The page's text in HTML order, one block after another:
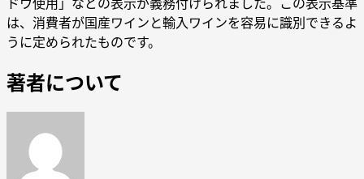
は、消費者が国産ワインと輸入ワインを容易に識別できるよ
うに定められたものです。
著者について